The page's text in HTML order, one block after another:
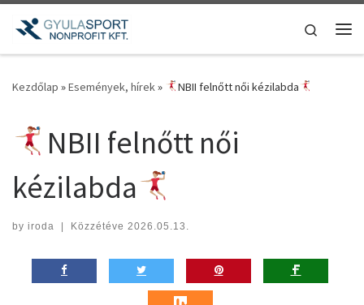
Teljes tartalom megjelenítése
Search
Kezdőlap »Események, hírek» NBII felnőtt női kézilabda
NBII felnőtt női
kézilabda
by iroda | Közzétéve 2026.05.13.